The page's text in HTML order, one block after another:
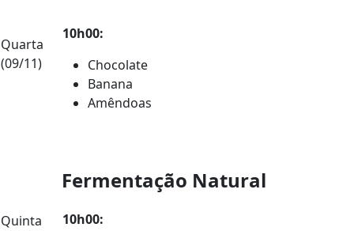
Quarta
(09/11)
10h00:
Chocolate
Banana
Amêndoas
Quinta
Fermentação Natural
10h00: